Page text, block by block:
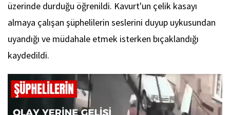
üzerinde durduğu öğrenildi. Kavurt'un çelik kasayı
almaya çalışan şüphelilerin seslerini duyup uykusundan
uyandığı ve müdahale etmek isterken bıçaklandığı
kaydedildi.